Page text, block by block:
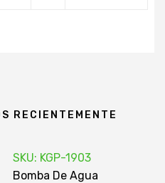
RECIENTEMENTE
SKU: KGP-1903
Bomba De Agua